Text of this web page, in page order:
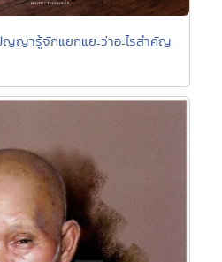
ญารู้จักแยกแยะว่าอะไรสำคัญ